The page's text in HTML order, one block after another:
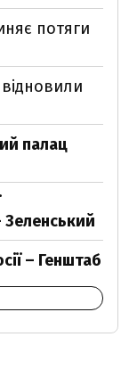
потяги
відновили
палац
Зеленський
– Генштаб